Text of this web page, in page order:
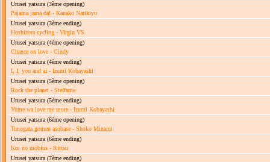
Urusei yatsura (3ème opening)
Pajama jama da! - Kanako Narikiyo
Urusei yatsura (3ème ending)
Hoshizora cycling - Virgin VS
Urusei yatsura (4ème opening)
Chance on love - Cindy
Urusei yatsura (4ème ending)
I, I, you and ai - Izumi Kobayashi
Urusei yatsura (5ème opening)
Rock the planet - Steffanie
Urusei yatsura (5ème ending)
Yume wa love me more - Izumi Kobayashi
Urusei yatsura (6ème opening)
Tonogata gomen asobase - Shoko Minami
Urusei yatsura (6ème ending)
Koi no mobius - Rittsu
Urusei yatsura (7ème ending)